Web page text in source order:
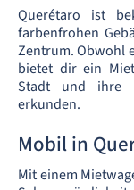
Querétaro ist
farbenfrohen
Zentrum. Obwohl
bietet dir ein
Stadt und ihre
erkunden.
Mobil in
Mit einem